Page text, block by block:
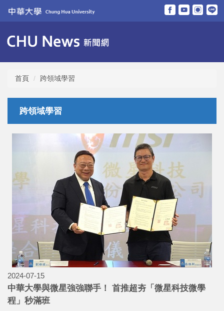
跳
要
內
首頁
跨領域學習
跨領域學習
2024-07-15
中華大學與微星強強聯手！ 首推超夯「微星科技微學
程」秒滿班